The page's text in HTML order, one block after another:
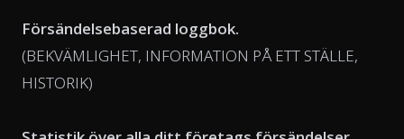
Försändelsebaserad loggbok.
(BEKVÄMLIGHET, INFORMATION PÅ ETT STÄLLE,
HISTORIK)